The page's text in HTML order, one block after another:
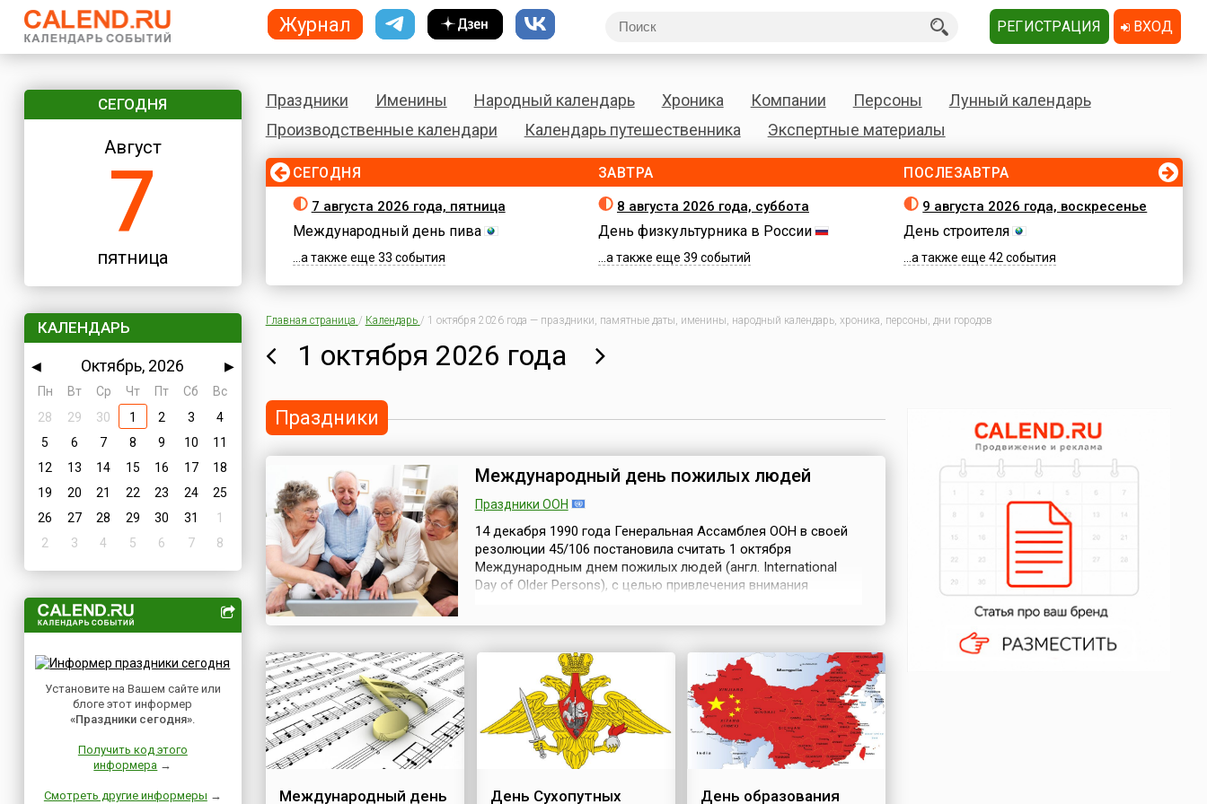
СЕГОДНЯ
Август
7
пятница
КАЛЕНДАРЬ
◀ Октябрь, 2026
▶
Пн
Вт Ср Чт Пт Сб
Вс
28
29 30 1 2 3
4
5
6 7 8 9 10
11
12
13 14 15 16 17
18
19
20 21 22 23 24
25
26
27 28 29 30 31
1
2
3 4 5 6 7 8
Установите на Вашем сайте или
блоге этот информер
«Праздники сегодня».
Получить код этого
информера →
Смотреть другие информеры →
Праздники Именины Народный календарь Хроника Компании Персоны
Лунный календарь
Производственные календари
Календарь путешественника Экспертные материалы
СЕГОДНЯ
7 августа 2026 года, пятница
Международный день пива
...а также еще 33 события
ЗАВТРА
8 августа 2026 года, суббота
День физкультурника в России
...а также еще 39 событий
ПОСЛЕЗАВТРА
9 августа 2026 года, воскресенье
День строителя
...а также еще 42 события
Главная страница / Календарь / 1 октября 2026 года — праздники, памятные даты, именины, народный календарь, хроника, персоны, дни городов
1 октября 2026 года
Праздники
Международный день пожилых людей
Праздники ООН
14 декабря 1990 года Генеральная Ассамблея ООН в своей
резолюции 45/106 постановила считать 1 октября
Международным днем пожилых людей (англ. International
Day of Older Persons), с целью привлечения внимания
во многих странах проходят ...
Международный день
День Сухопутных
День образования
Журнал РЕГИСТРАЦИЯ ВХОД